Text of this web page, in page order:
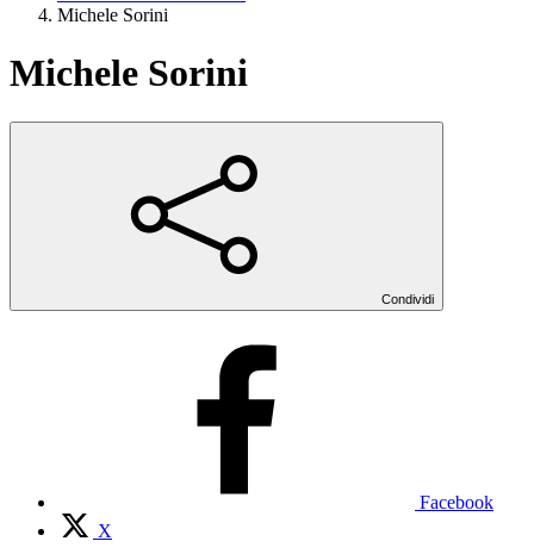
Michele Sorini
Michele Sorini
Condividi
Facebook
X